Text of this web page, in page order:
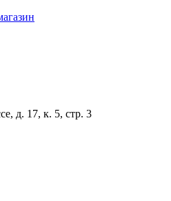
д. 17, к. 5, стр. 3